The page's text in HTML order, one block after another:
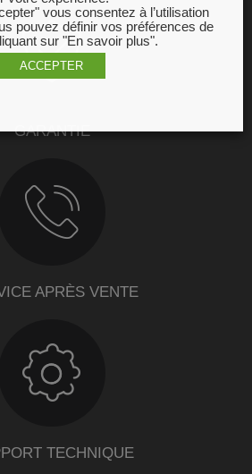
GARANTIE
APRÈS VENTE
TECHNIQUE
vous consentez à l’utilisation
pouvez définir vos préférences de
sur "En savoir plus".
ACCEPTER